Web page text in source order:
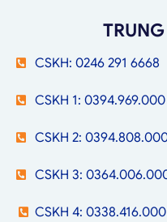
CSKH: 0246 291 6668
CSKH 1: 0394.969.000
CSKH 2:
CSKH 3:
CSKH 4: 0338.416.000